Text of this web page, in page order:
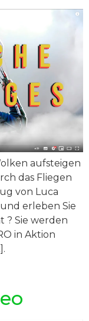
aufsteigen
das Fliegen
von Luca
erleben Sie
? Sie werden
in Aktion